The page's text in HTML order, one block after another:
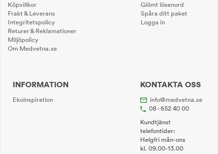
Köpvillkor
Frakt & Leverans
Integritetspolicy
Returer & Reklamationer
Miljöpolicy
Om Medvetna.se
Glömt lösenord
Spåra ditt paket
Logga in
INFORMATION
Ekoinspiration
KONTAKTA OSS
info@medvetna.se
08 - 652 40 00
Kundtjänst
telefontider:
Helgfri mån-ons
kl. 09.00-13.00